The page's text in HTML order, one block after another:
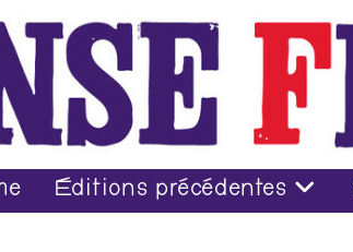
Éditions précédentes